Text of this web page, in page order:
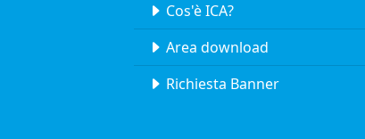
Cos'è ICA?
Area download
Richiesta Banner